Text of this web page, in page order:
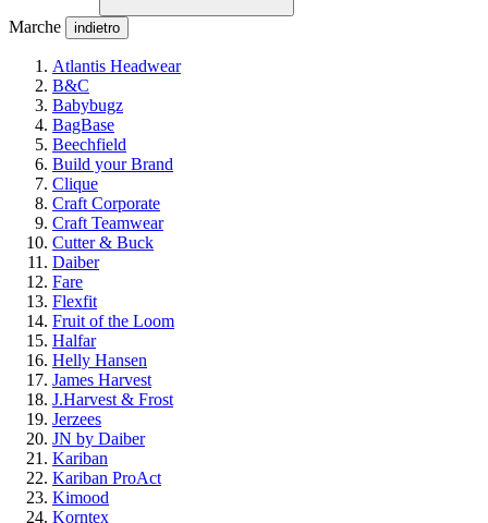
Marche indietro
Atlantis Headwear
B&C
Babybugz
BagBase
Beechfield
Build your Brand
Clique
Craft Corporate
Craft Teamwear
Cutter & Buck
Daiber
Fare
Flexfit
Fruit of the Loom
Halfar
Helly Hansen
James Harvest
J.Harvest & Frost
Jerzees
JN by Daiber
Kariban
Kariban ProAct
Kimood
Korntex